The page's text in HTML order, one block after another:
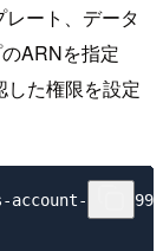
ート、データ
ARNを指定
した権限を設定
id